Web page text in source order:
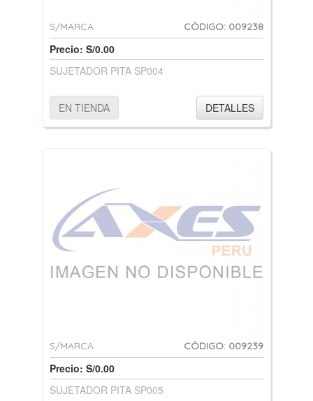
S/MARCA CÓDIGO: 009238
Precio: S/0.00
SUJETADOR PITA SP004
EN TIENDA DETALLES
S/MARCA CÓDIGO: 009239
Precio: S/0.00
SUJETADOR PITA SP005